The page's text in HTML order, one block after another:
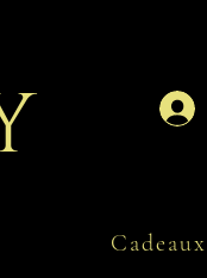
Cadeaux